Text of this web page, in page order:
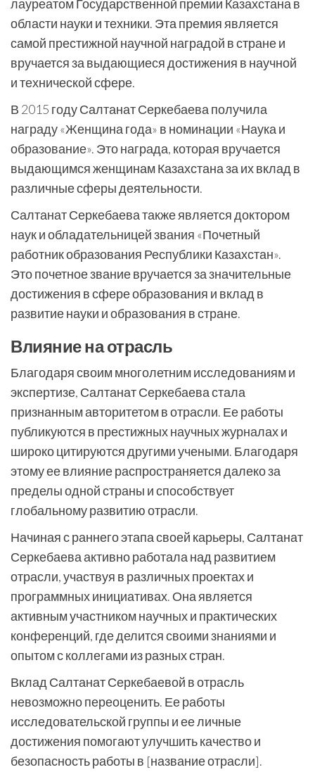
лауреатом Государственной премии Казахстана в
области науки и техники. Эта премия является
самой престижной научной наградой в стране и
вручается за выдающиеся достижения в научной
и технической сфере.
В 2015 году Салтанат Серкебаева получила
награду «Женщина года» в номинации «Наука и
образование». Это награда, которая вручается
выдающимся женщинам Казахстана за их вклад в
различные сферы деятельности.
Салтанат Серкебаева также является доктором
наук и обладательницей звания «Почетный
работник образования Республики Казахстан».
Это почетное звание вручается за значительные
достижения в сфере образования и вклад в
развитие науки и образования в стране.
Влияние на отрасль
Благодаря своим многолетним исследованиям и
экспертизе, Салтанат Серкебаева стала
признанным авторитетом в отрасли. Ее работы
публикуются в престижных научных журналах и
широко цитируются другими учеными. Благодаря
этому ее влияние распространяется далеко за
пределы одной страны и способствует
глобальному развитию отрасли.
Начиная с раннего этапа своей карьеры, Салтанат
Серкебаева активно работала над развитием
отрасли, участвуя в различных проектах и
программных инициативах. Она является
активным участником научных и практических
конференций, где делится своими знаниями и
опытом с коллегами из разных стран.
Вклад Салтанат Серкебаевой в отрасль
невозможно переоценить. Ее работы
исследовательской группы и ее личные
достижения помогают улучшить качество и
безопасность работы в [название отрасли].